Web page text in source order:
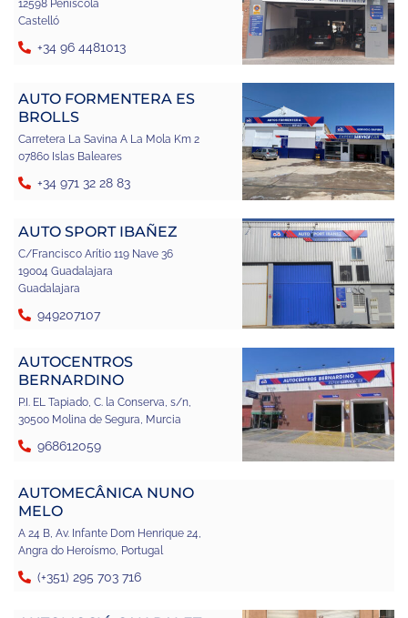
12598 Peñíscola
Castelló
+34 96 4481013
AUTO FORMENTERA ES
BROLLS
Carretera La Savina A La Mola Km 2
07860 Islas Baleares
+34 971 32 28 83
AUTO SPORT IBAÑEZ
C/Francisco Arítio 119 Nave 36
19004 Guadalajara
Guadalajara
949207107
AUTOCENTROS
BERNARDINO
P.I. EL Tapiado, C. la Conserva, s/n,
30500 Molina de Segura, Murcia
968612059
AUTOMECÂNICA NUNO
MELO
A 24 B, Av. Infante Dom Henrique 24,
Angra do Heroísmo, Portugal
(+351) 295 703 716